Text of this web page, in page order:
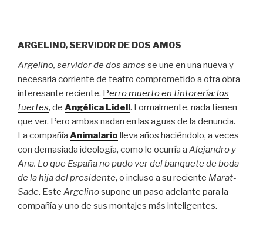
ARGELINO, SERVIDOR DE DOS AMOS
Argelino, servidor de dos amos se une en una nueva y
necesaria corriente de teatro comprometido a otra obra
interesante reciente, Perro muerto en tintorería: los
fuertes, de Angélica Lidell. Formalmente, nada tienen
que ver. Pero ambas nadan en las aguas de la denuncia.
La compañía Animalario lleva años haciéndolo, a veces
con demasiada ideología, como le ocurría a Alejandro y
Ana. Lo que España no pudo ver del banquete de boda
de la hija del presidente, o incluso a su reciente Marat-
Sade. Este Argelinosupone un paso adelante para la
compañía y uno de sus montajes más inteligentes.